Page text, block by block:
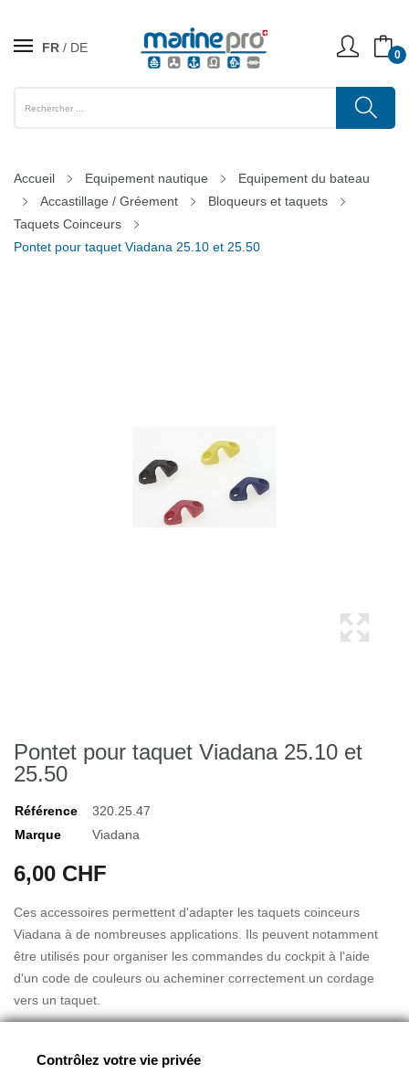
FR DE 0
Accueil Equipement nautique
Equipement du bateau
Accastillage / Gréement
Bloqueurs et taquets
Taquets Coinceurs
Pontet pour taquet Viadana 25.10 et 25.50
Pontet pour taquet Viadana 25.10 et
25.50
Référence
320.25.47
Marque
Viadana
6,00 CHF
Ces accessoires permettent d'adapter les taquets coinceurs
Viadana à de nombreuses applications. Ils peuvent notamment
être utilisés pour organiser les commandes du cockpit à l'aide
d'un code de couleurs ou acheminer correctement un cordage
vers un taquet.
taquets coinceurs sur pont depuis le plat-bord : un accessoire
Lire la suite
Contrôlez votre vie privée